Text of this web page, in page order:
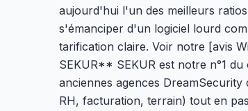
aujourd'hui l'un des meilleurs
s'émanciper d'un logiciel lourd
tarification claire. Voir notre [avis
SEKUR** SEKUR est notre n°1
anciennes agences
RH, facturation, terrain) tout en